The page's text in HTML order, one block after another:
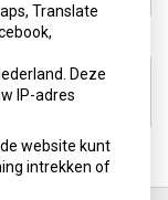
Translate
Deze
IP-adres
website kunt
intrekken of